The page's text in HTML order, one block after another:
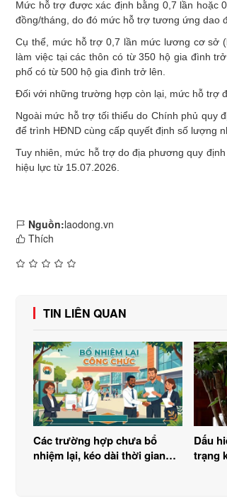
Mức hỗ trợ được xác định bằng 0,7 lần hoặc
đồng/tháng, do đó mức hỗ trợ tương ứng dao
Cụ thể, mức hỗ trợ 0,7 lần mức lương cơ sở
làm việc tại các thôn có từ 350 hộ gia đình
phố có từ 500 hộ gia đình trở lên.
Đối với những trường hợp còn lại, mức hỗ trợ
Ngoài mức hỗ trợ tối thiểu do Chính phủ quy
để trình HĐND cùng cấp quyết định số lượng
Tuy nhiên, mức hỗ trợ do địa phương quy
hiệu lực từ 15.07.2026.
Nguồn:laodong.vn
Thích
TIN LIÊN QUAN
Các trường hợp chưa bổ
nhiệm lại, kéo dài thời gian
Dấu
trạng